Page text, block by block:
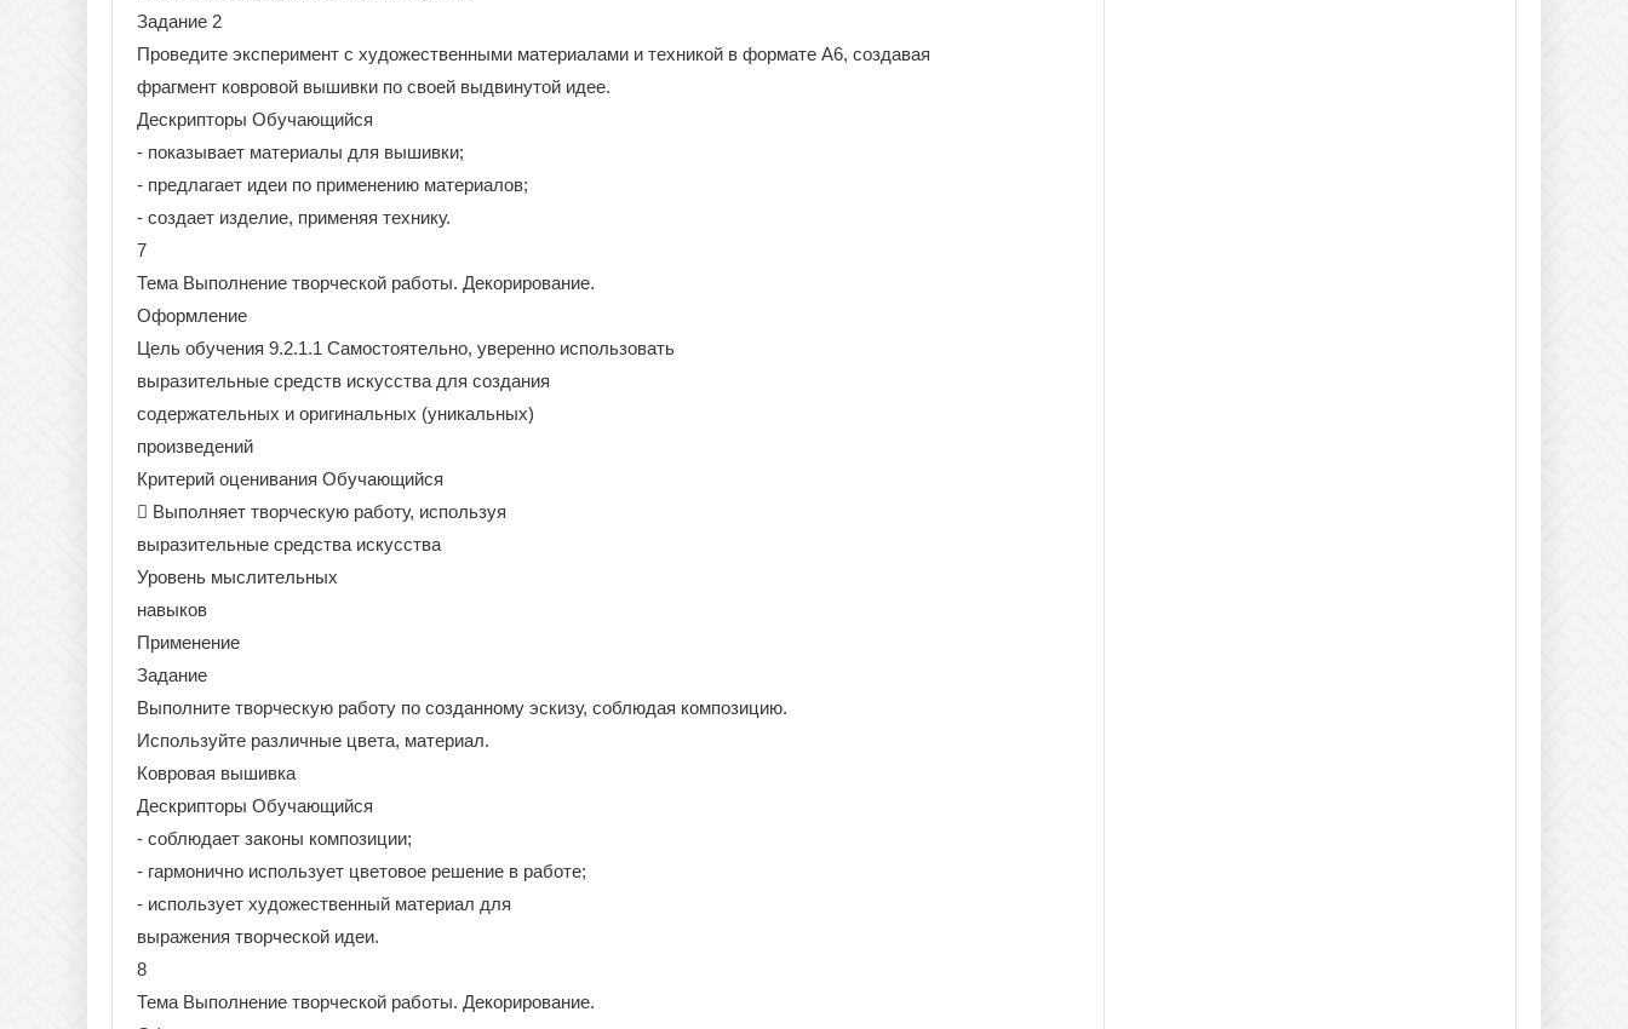
Задание 2
Проведите эксперимент с художественными материалами и техникой в формате А6, создавая
фрагмент ковровой вышивки по своей выдвинутой идее.
Дескрипторы Обучающийся
- показывает материалы для вышивки;
- предлагает идеи по применению материалов;
- создает изделие, применяя технику.
7
Тема Выполнение творческой работы. Декорирование.
Оформление
Цель обучения 9.2.1.1 Самостоятельно, уверенно использовать
выразительные средств искусства для создания
содержательных и оригинальных (уникальных)
произведений
Критерий оценивания Обучающийся
 Выполняет творческую работу, используя
выразительные средства искусства
Уровень мыслительных
навыков
Применение
Задание
Выполните творческую работу по созданному эскизу, соблюдая композицию.
Используйте различные цвета, материал.
Ковровая вышивка
Дескрипторы Обучающийся
- соблюдает законы композиции;
- гармонично использует цветовое решение в работе;
- использует художественный материал для
выражения творческой идеи.
8
Тема Выполнение творческой работы. Декорирование.